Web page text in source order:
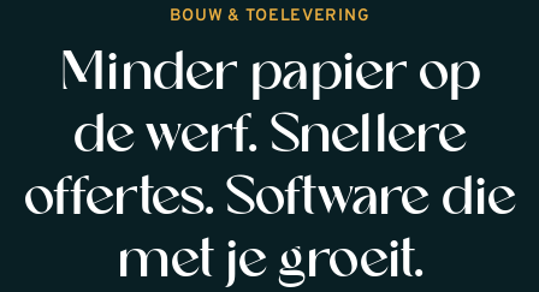
BOUW & TOELEVERING
Minder papier op
de werf. Snellere
offertes. Software die
met je groeit.